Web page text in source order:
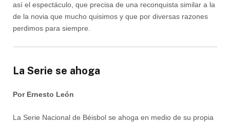
así el espectáculo, que precisa de una reconquista similar a la
de la novia que mucho quisimos y que por diversas razones
perdimos para siempre.
La Serie se ahoga
Por Ernesto León
La Serie Nacional de Béisbol se ahoga en medio de su propia